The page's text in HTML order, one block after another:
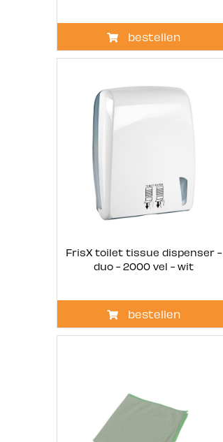
bestellen
FrisX toilet tissue dispenser -
duo - 2000 vel - wit
bestellen